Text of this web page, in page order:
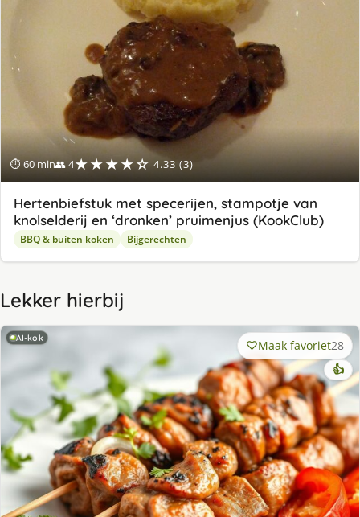
⏱ 60 min👥 4★★★★☆ 4.33 (3)
Hertenbiefstuk met specerijen, stampotje van
knolselderij en ‘dronken’ pruimenjus (KookClub)
BBQ & buiten koken Bijgerechten
Lekker hierbij
AI-kok Maak favoriet28
👍